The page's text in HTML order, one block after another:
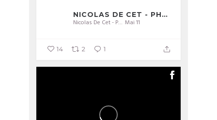
NICOLAS DE CET - PHOTOGRAPHIE
Nicolas De Cet - Photographie Mai 11
14 2 1